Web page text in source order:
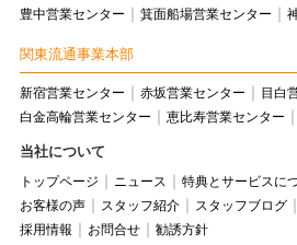
豊中営業センター
箕面船場営業センター
関東流通事業本部
新宿営業センター 赤坂営業センター
目白
白金高輪営業センター
恵比寿営業センター
当社について
トップページ ニュース 特典とサービスに
お客様の声
スタッフ紹介 スタッフブログ
採用情報
お問合せ 勧誘方針